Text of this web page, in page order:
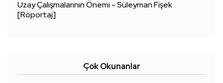
Uzay Çalışmalarının Önemi - Süleyman Fişek
[Röportaj]
Çok Okunanlar